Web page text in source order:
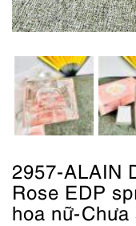
2957-ALAIN
Rose EDP
hoa nữ-Chưa